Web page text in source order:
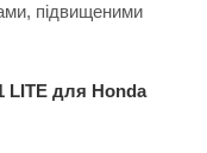
підвищеними
LITE для Honda